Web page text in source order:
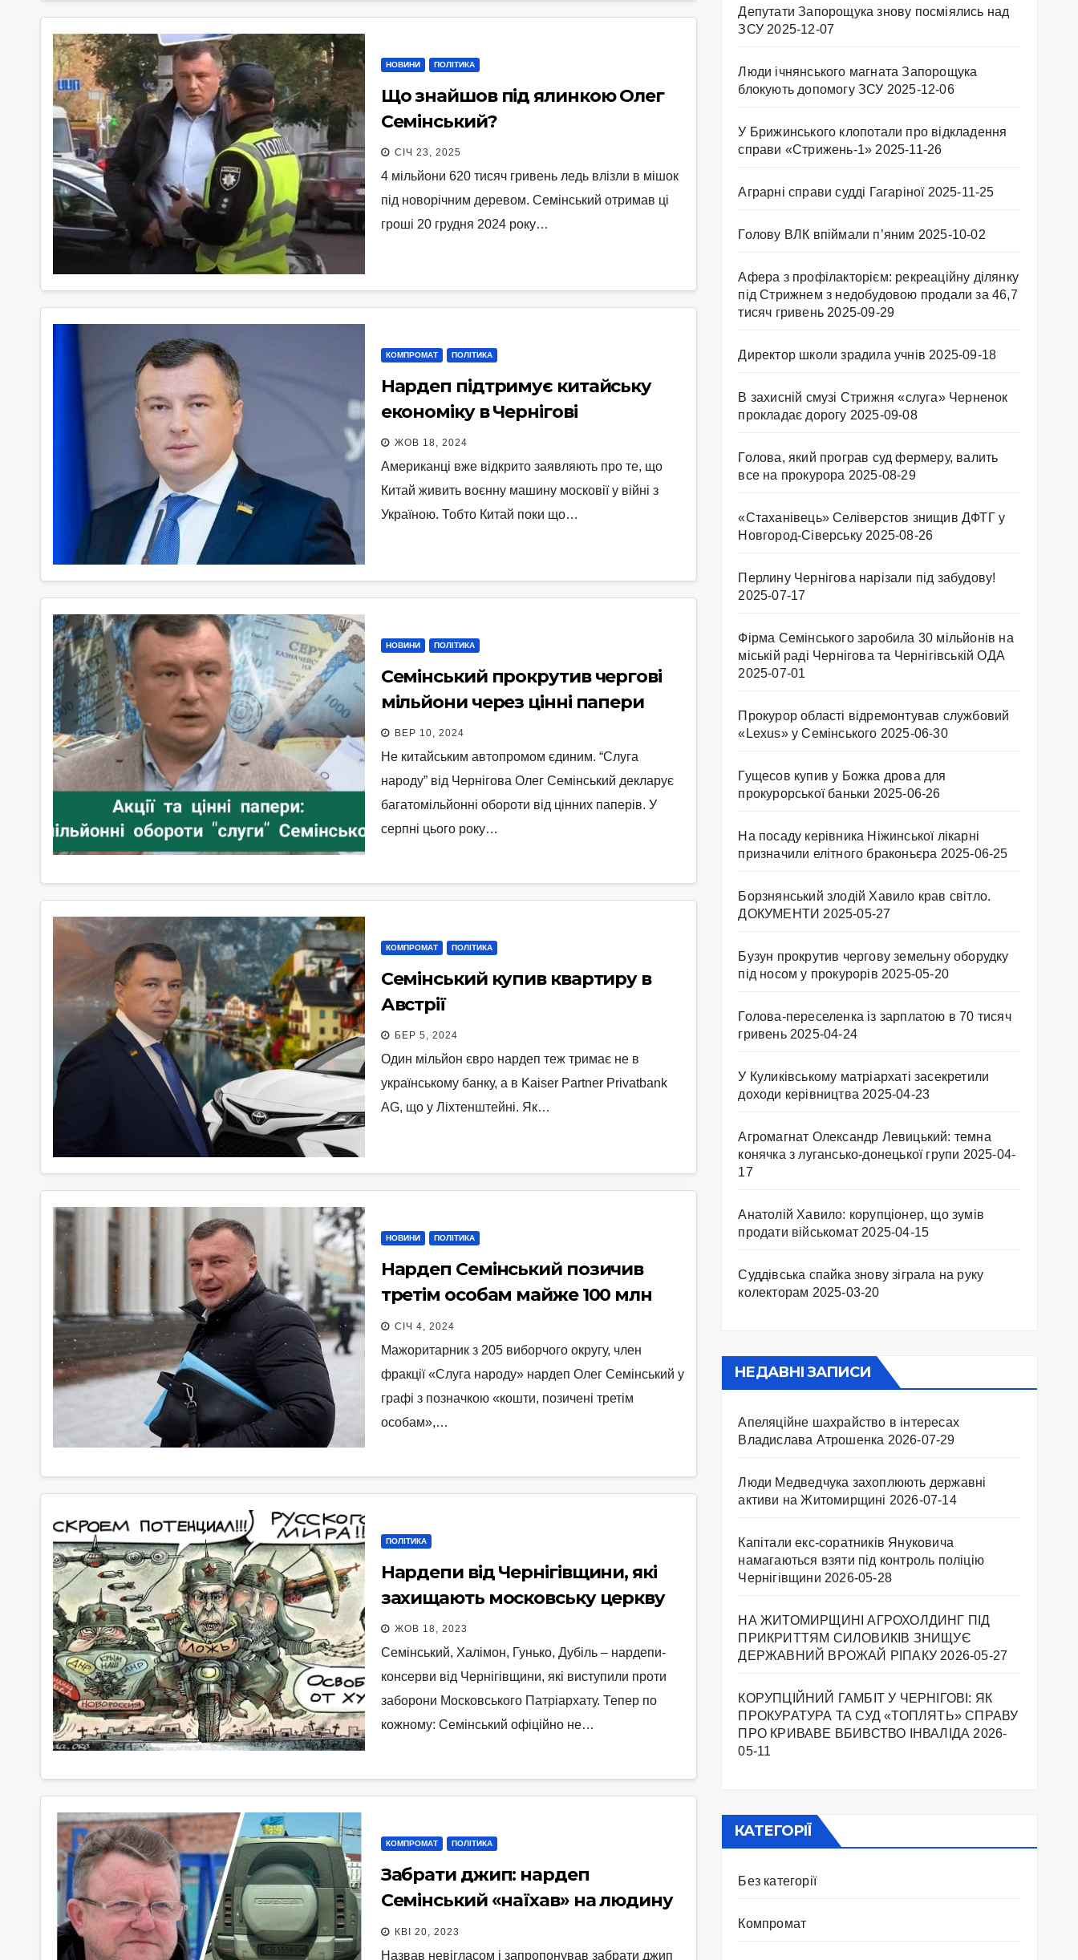
НОВИНИ ПОЛІТИКА
Що знайшов під ялинкою Олег
Семінський?
СІЧ 23, 2025
4 мільйони 620 тисяч гривень ледь влізли в мішок
під новорічним деревом. Семінський отримав ці
гроші 20 грудня 2024 року…
КОМПРОМАТ ПОЛІТИКА
Нардеп підтримує китайську
економіку в Чернігові
ЖОВ 18, 2024
Американці вже відкрито заявляють про те, що
Китай живить воєнну машину московії у війні з
Україною. Тобто Китай поки що…
НОВИНИ ПОЛІТИКА
Семінський прокрутив чергові
мільйони через цінні папери
ВЕР 10, 2024
Не китайським автопромом єдиним. “Слуга
народу” від Чернігова Олег Семінський декларує
багатомільйонні обороти від цінних паперів. У
серпні цього року…
КОМПРОМАТ ПОЛІТИКА
Семінський купив квартиру в
Австрії
БЕР 5, 2024
Один мільйон євро нардеп теж тримає не в
українському банку, а в Kaiser Partner Privatbank
AG, що у Ліхтенштейні. Як…
НОВИНИ ПОЛІТИКА
Нардеп Семінський позичив
третім особам майже 100 млн
грнСІЧ 4, 2024
Мажоритарник з 205 виборчого округу, член
фракції «Слуга народу» нардеп Олег Семінський у
графі з позначкою «кошти, позичені третім
особам»,…
ПОЛІТИКА
Нардепи від Чернігівщини, які
захищають московську церкву
ЖОВ 18, 2023
Семінський, Халімон, Гунько, Дубіль – нардепи-
консерви від Чернігівщини, які виступили проти
заборони Московського Патріархату. Тепер по
кожному: Семінський офіційно не…
КОМПРОМАТ ПОЛІТИКА
Забрати джип: нардеп
Семінський «наїхав» на людину
Атрошенка
КВІ 20, 2023
Назвав невігласом і запропонував забрати джип
Депутати Запорощука знову посміялись над
ЗСУ 2025-12-07
Люди ічнянського магната Запорощука
блокують допомогу ЗСУ 2025-12-06
У Брижинського клопотали про відкладення
справи «Стрижень-1» 2025-11-26
Аграрні справи судді Гагаріної 2025-11-25
Голову ВЛК впіймали п’яним 2025-10-02
Афера з профілакторієм: рекреаційну ділянку
під Стрижнем з недобудовою продали за 46,7
тисяч гривень 2025-09-29
Директор школи зрадила учнів 2025-09-18
В захисній смузі Стрижня «слуга» Черненок
прокладає дорогу 2025-09-08
Голова, який програв суд фермеру, валить
все на прокурора 2025-08-29
«Стаханівець» Селіверстов знищив ДФТГ у
Новгород-Сіверську 2025-08-26
Перлину Чернігова нарізали під забудову!
2025-07-17
Фірма Семінського заробила 30 мільйонів на
міській раді Чернігова та Чернігівській ОДА
2025-07-01
Прокурор області відремонтував службовий
«Lexus» у Семінського 2025-06-30
Гущесов купив у Божка дрова для
прокурорської баньки 2025-06-26
На посаду керівника Ніжинської лікарні
призначили елітного браконьєра 2025-06-25
Борзнянський злодій Хавило крав світло.
ДОКУМЕНТИ 2025-05-27
Бузун прокрутив чергову земельну оборудку
під носом у прокурорів 2025-05-20
Голова-переселенка із зарплатою в 70 тисяч
гривень 2025-04-24
У Куликівському матріархаті засекретили
доходи керівництва 2025-04-23
Агромагнат Олександр Левицький: темна
конячка з лугансько-донецької групи 2025-04-
17
Анатолій Хавило: корупціонер, що зумів
продати військомат 2025-04-15
Суддівська спайка знову зіграла на руку
колекторам 2025-03-20
НЕДАВНІ ЗАПИСИ
Апеляційне шахрайство в інтересах
Владислава Атрошенка 2026-07-29
Люди Медведчука захоплюють державні
активи на Житомирщині 2026-07-14
Капітали екс-соратників Януковича
намагаються взяти під контроль поліцію
Чернігівщини 2026-05-28
НА ЖИТОМИРЩИНІ АГРОХОЛДИНГ ПІД
ПРИКРИТТЯМ СИЛОВИКІВ ЗНИЩУЄ
ДЕРЖАВНИЙ ВРОЖАЙ РІПАКУ ​ 2026-05-27
КОРУПЦІЙНИЙ ГАМБІТ У ЧЕРНІГОВІ: ЯК
ПРОКУРАТУРА ТА СУД «ТОПЛЯТЬ» СПРАВУ
ПРО КРИВАВЕ ВБИВСТВО ІНВАЛІДА 2026-
05-11
КАТЕГОРІЇ
Без категорії
Компромат